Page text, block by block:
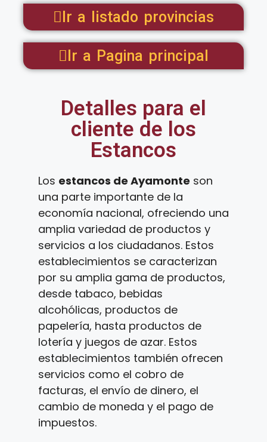
Ir a listado provincias
Ir a Pagina principal
Detalles para el
cliente de los
Estancos
Los estancos de Ayamonte son
una parte importante de la
economía nacional, ofreciendo una
amplia variedad de productos y
servicios a los ciudadanos. Estos
establecimientos se caracterizan
por su amplia gama de productos,
desde tabaco, bebidas
alcohólicas, productos de
papelería, hasta productos de
lotería y juegos de azar. Estos
establecimientos también ofrecen
servicios como el cobro de
facturas, el envío de dinero, el
cambio de moneda y el pago de
impuestos.